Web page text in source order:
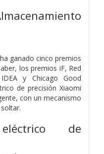
ganado cinco premios
los premios iF, Red
y Chicago Good
de precisión Xiaomi
con un mecanismo
de